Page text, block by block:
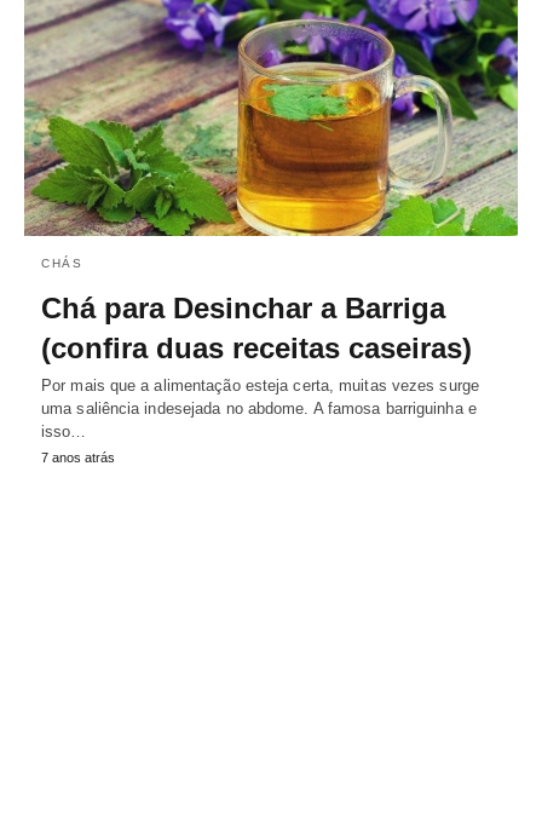
CHÁS
Chá para Desinchar a Barriga
(confira duas receitas caseiras)
Por mais que a alimentação esteja certa, muitas vezes surge
uma saliência indesejada no abdome. A famosa barriguinha e
isso…
7 anos atrás